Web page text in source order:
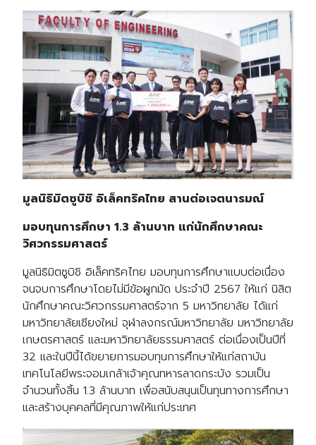
มูลนิธิมิตซูบิชิ อิเล็คทริคไทย สานต่อเจตนารมณ์
มอบทุนการศึกษา 1.3 ล้านบาท แก่นักศึกษาคณะ
วิศวกรรมศาสตร์
มูลนิธิมิตซูบิชิ อิเล็คทริคไทย มอบทุนการศึกษาแบบต่อเนื่อง
จนจบการศึกษาโดยไม่มีข้อผูกมัด ประจำปี 2567 ให้แก่ นิสิต
นักศึกษาคณะวิศวกรรมศาสตร์จาก 5 มหาวิทยาลัย ได้แก่
มหาวิทยาลัยเชียงใหม่ จุฬาลงกรณ์มหาวิทยาลัย มหาวิทยาลัย
เกษตรศาสตร์ และมหาวิทยาลัยธรรมศาสตร์ ต่อเนื่องเป็นปีที่
32 และในปีนี้ได้ขยายการมอบทุนการศึกษาให้แก่สถาบัน
เทคโนโลยีพระจอมเกล้าเจ้าคุณทหารลาดกระบัง รวมเป็น
จำนวนทั้งสิ้น 1.3 ล้านบาท เพื่อสนับสนุนเป็นทุนทางการศึกษา
และสร้างบุคคลที่มีคุณภาพให้แก่ประเทศ